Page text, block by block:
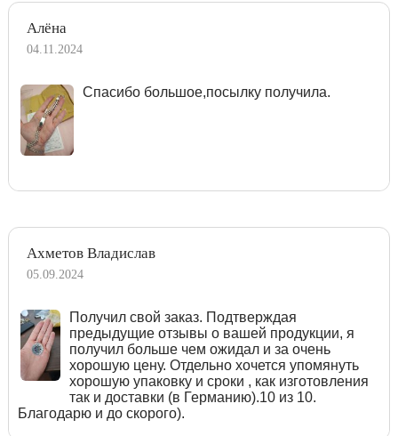
Алёна
04.11.2024
Спасибо большое,посылку получила.
Ахметов Владислав
05.09.2024
Получил свой заказ. Подтверждая
предыдущие отзывы о вашей продукции, я
получил больше чем ожидал и за очень
хорошую цену. Отдельно хочется упомянуть
хорошую упаковку и сроки , как изготовления
так и доставки (в Германию).10 из 10.
Благодарю и до скорого).